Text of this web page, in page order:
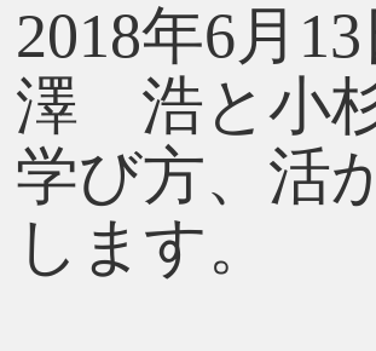
2018年6月
澤 浩と小
学び方、活
します。